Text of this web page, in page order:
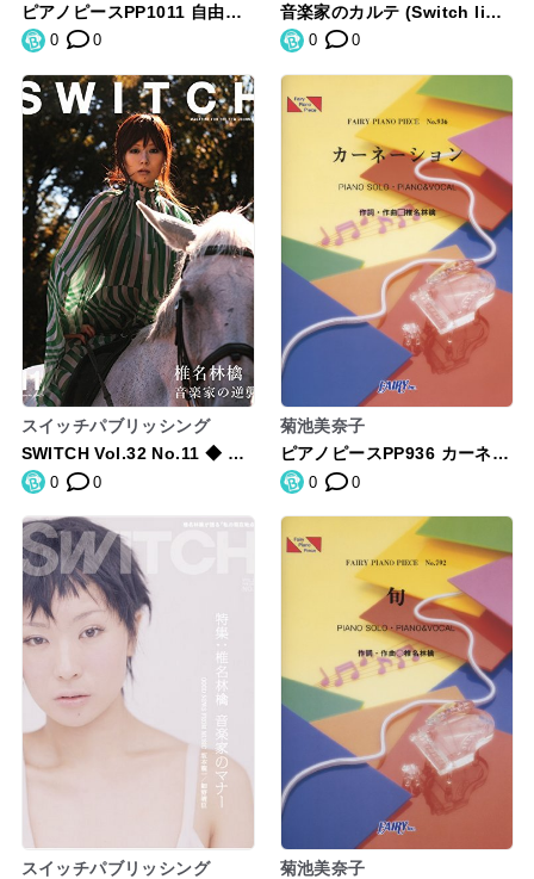
ピアノピースPP1011 自由へ
道連れ / 椎名林檎 (ピアノソ
ロ・ピアノ&ヴォーカル) (Fai
ry piano piece)
0 0
音楽家のカルテ (Switch libra
ry) 0 0
スイッチパブリッシング
SWITCH Vol.32 No.11 ◆ 椎
名林檎[音楽家の逆襲]
0 0
菊池美奈子
ピアノピースPP936 カーネー
ション / 椎名林檎 (ピアノソ
ロ・ピアノ&ヴォーカル) (Fai
ry piano piece)
0 0
スイッチパブリッシング
菊池美奈子